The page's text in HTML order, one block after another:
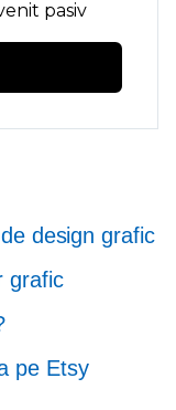
pasiv
design grafic
grafic
pe Etsy